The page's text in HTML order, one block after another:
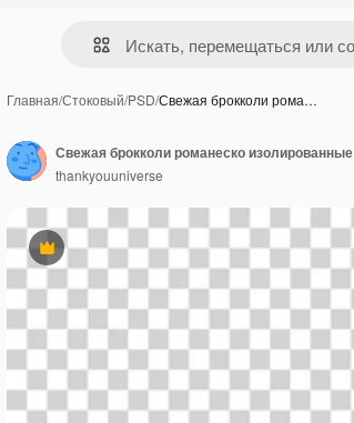
Главная/Стоковый/PSD/Свежая брокколи рома…
Премиум
Свежая брокколи романеско изолированные
thankyouuniverse